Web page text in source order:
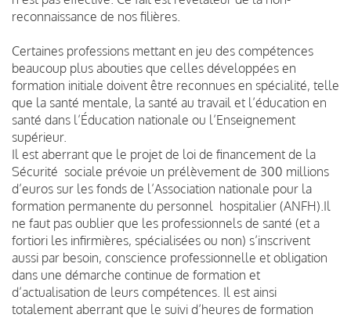
reconnaissance de nos filières.
Certaines professions mettant en jeu des compétences
beaucoup plus abouties que celles développées en
formation initiale doivent être reconnues en spécialité, telle
que la santé mentale, la santé au travail et l’éducation en
santé dans l’Éducation nationale ou l’Enseignement
supérieur.
Il est aberrant que le projet de loi de financement de la
Sécurité sociale prévoie un prélèvement de 300 millions
d’euros sur les fonds de l’Association nationale pour la
formation permanente du personnel hospitalier (ANFH). Il
ne faut pas oublier que les professionnels de santé (et a
fortiori les infirmières, spécialisées ou non) s’inscrivent
aussi par besoin, conscience professionnelle et obligation
dans une démarche continue de formation et
d’actualisation de leurs compétences. Il est ainsi
totalement aberrant que le suivi d’heures de formation